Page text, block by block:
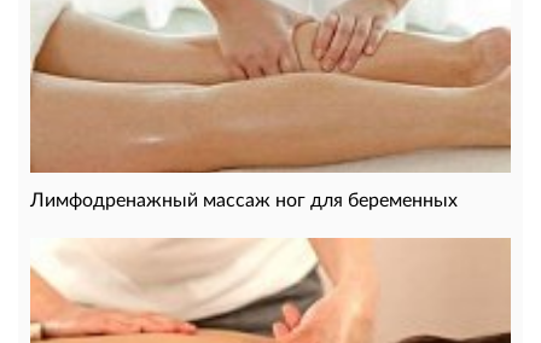
Лимфодренажный массаж ног для беременных